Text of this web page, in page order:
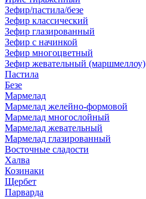
Зефир/пастила/безе
Зефир классический
Зефир глазированный
Зефир с начинкой
Зефир многоцветный
Зефир жевательный (маршмеллоу)
Пастила
Безе
Мармелад
Мармелад желейно-формовой
Мармелад многослойный
Мармелад жевательный
Мармелад глазированный
Восточные сладости
Халва
Козинаки
Щербет
Парварда